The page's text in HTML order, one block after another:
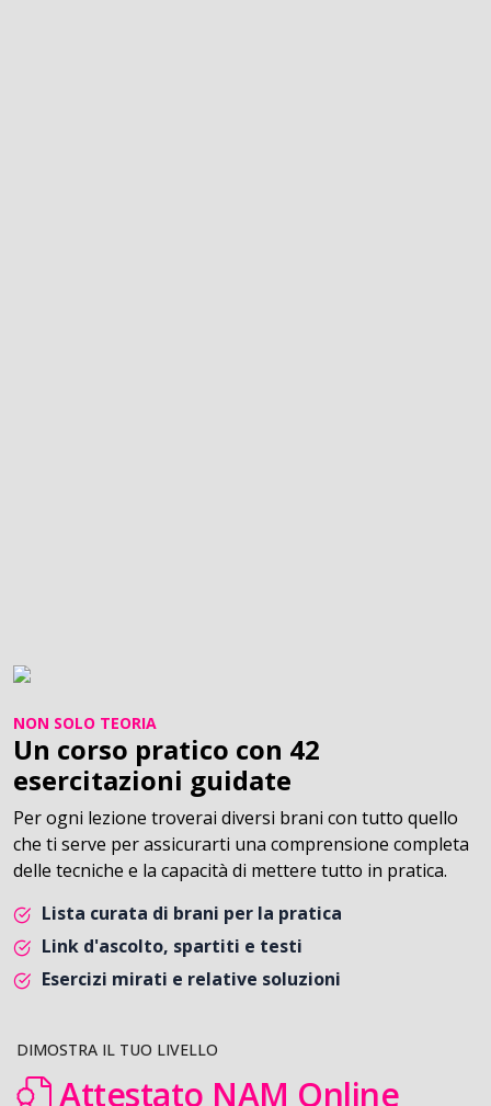
NON SOLO TEORIA
Un corso pratico con 42
esercitazioni guidate
Per ogni lezione troverai diversi brani con tutto quello
che ti serve per assicurarti una comprensione completa
delle tecniche e la capacità di mettere tutto in pratica.
Lista curata di brani per la pratica
Link d'ascolto, spartiti e testi
Esercizi mirati e relative soluzioni
DIMOSTRA IL TUO LIVELLO
Attestato NAM Online